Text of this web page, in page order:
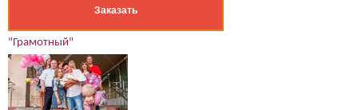
Заказать
"Грамотный"